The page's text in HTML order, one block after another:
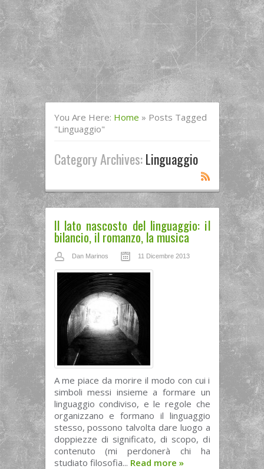
You Are Here: Home » Posts Tagged
"linguaggio"
Category Archives:Linguaggio
Il lato nascosto del linguaggio: il
bilancio, il romanzo, la musica
Dan Marinos 11 Dicembre 2013
A me piace da morire il modo con cui i
simboli messi insieme a formare un
linguaggio condiviso, e le regole che
organizzano e formano il linguaggio
stesso, possono talvolta dare luogo a
doppiezze di significato, di scopo, di
contenuto (mi perdonerà chi ha
studiato filosofia... Read more »